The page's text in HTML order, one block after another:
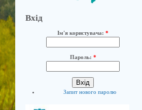
Вхід
Ім'я користувача: *
Пароль: *
Запит нового паролю